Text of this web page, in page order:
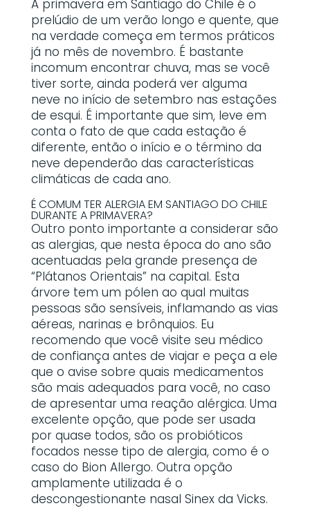
A primavera em Santiago do Chile é o
prelúdio de um verão longo e quente, que
na verdade começa em termos práticos
já no mês de novembro. É bastante
incomum encontrar chuva, mas se você
tiver sorte, ainda poderá ver alguma
neve no início de setembro nas estações
de esqui. É importante que sim, leve em
conta o fato de que cada estação é
diferente, então o início e o término da
neve dependerão das características
climáticas de cada ano.
É COMUM TER ALERGIA EM SANTIAGO DO CHILE
DURANTE A PRIMAVERA?
Outro ponto importante a considerar são
as alergias, que nesta época do ano são
acentuadas pela grande presença de
“Plátanos Orientais” na capital. Esta
árvore tem um pólen ao qual muitas
pessoas são sensíveis, inflamando as vias
aéreas, narinas e brônquios. Eu
recomendo que você visite seu médico
de confiança antes de viajar e peça a ele
que o avise sobre quais medicamentos
são mais adequados para você, no caso
de apresentar uma reação alérgica. Uma
excelente opção, que pode ser usada
por quase todos, são os probióticos
focados nesse tipo de alergia, como é o
caso do Bion Allergo. Outra opção
amplamente utilizada é o
descongestionante nasal Sinex da Vicks.